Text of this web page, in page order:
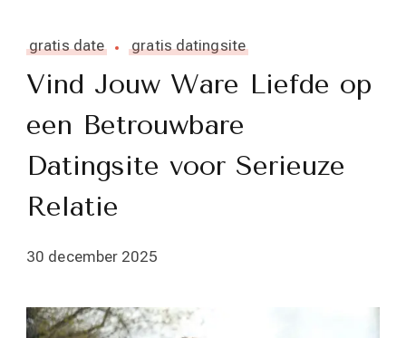
gratis date gratis datingsite
Vind Jouw Ware Liefde op
een Betrouwbare
Datingsite voor Serieuze
Relatie
30 december 2025